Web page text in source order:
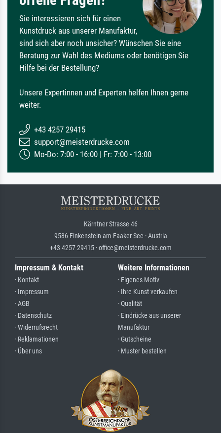
Sie interessieren sich für einen
Kunstdruck aus unserer Manufaktur,
sind sich aber noch unsicher? Wünschen Sie eine
Beratung zur Wahl des Mediums oder benötigen Sie
Hilfe bei der Bestellung?
Unsere Expertinnen und Experten helfen Ihnen gerne
weiter.
+43 4257 29415
support@meisterdrucke.com
Mo-Do: 7:00 - 16:00 | Fr: 7:00 - 13:00
Kärntner Strasse 46
9586 Finkenstein am Faaker See · Austria
+43 4257 29415 · office@meisterdrucke.com
Impressum & Kontakt
· Kontakt
· Impressum
· AGB
· Datenschutz
· Widerrufsrecht
· Reklamationen
· Über uns
Weitere Informationen
· Eigenes Motiv
· Ihre Kunst verkaufen
· Qualität
· Eindrücke aus unserer
Manufaktur
· Gutscheine
· Muster bestellen